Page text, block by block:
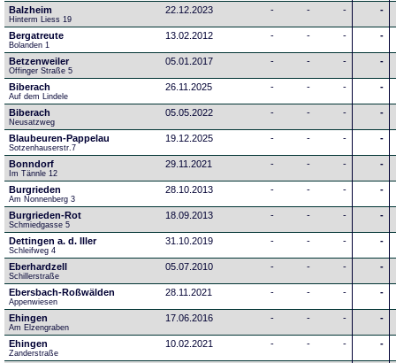
Balzheim
Hinterm Liess 19
22.12.2023 - - - -
Bergatreute
Bolanden 1
13.02.2012 - - - -
Betzenweiler
Offinger Straße 5
05.01.2017 - - - -
Biberach
Auf dem Lindele
26.11.2025 - - - -
Biberach
Neusatzweg
05.05.2022 - - - -
Blaubeuren-Pappelau
Sotzenhauserstr.7
19.12.2025 - - - -
Bonndorf
Im Tännle 12
29.11.2021 - - - -
Burgrieden
Am Nonnenberg 3
28.10.2013 - - - -
Burgrieden-Rot
Schmiedgasse 5
18.09.2013 - - - -
Dettingen a. d. Iller
Schleifweg 4
31.10.2019 - - - -
Eberhardzell
Schillerstraße
05.07.2010 - - - -
Ebersbach-Roßwälden
Appenwiesen
28.11.2021 - - - -
Ehingen
Am Elzengraben
17.06.2016 - - - -
Ehingen
Zanderstraße
10.02.2021 - - - -